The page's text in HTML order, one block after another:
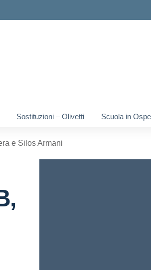
Sostituzioni – Olivetti Scuola in
e Silos Armani